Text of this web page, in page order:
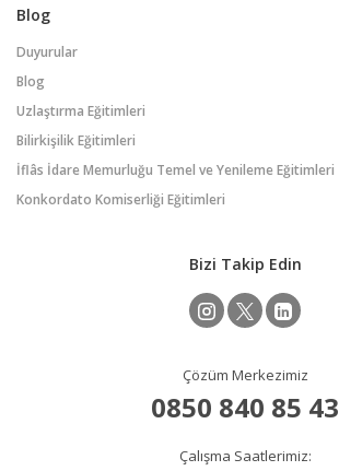
Blog
Duyurular
Blog
Uzlaştırma Eğitimleri
Bilirkişilik Eğitimleri
İflâs İdare Memurluğu Temel ve Yenileme Eğitimleri
Konkordato Komiserliği Eğitimleri
Bizi Takip Edin
Çözüm Merkezimiz
0850 840 85 43
Çalışma Saatlerimiz: